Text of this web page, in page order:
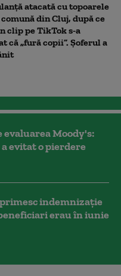
atacată cu topoarele
din Cluj, după ce
clip pe TikTok s-a
că „fură copii”. Șoferul a
Moody's:
evitat o pierdere
indemnizaţie
erau în iunie